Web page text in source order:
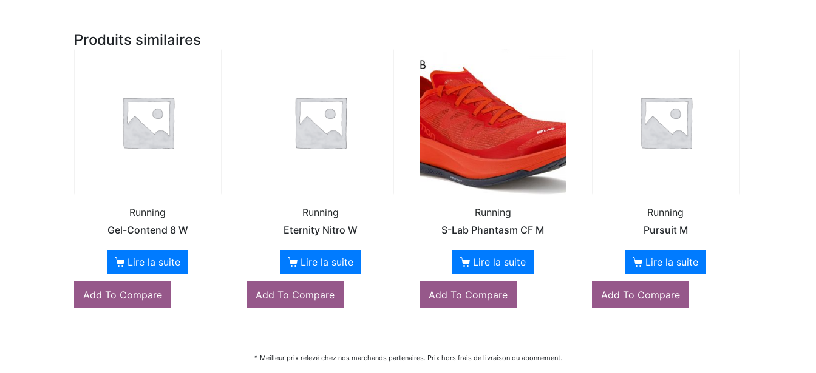
Produits similaires
Running
Gel-Contend 8 W
Lire la suite
Add To Compare
Running
Eternity Nitro W
Lire la suite
Add To Compare
Running
S-Lab Phantasm CF M
Lire la suite
Add To Compare
Running
Pursuit M
Lire la suite
Add To Compare
* Meilleur prix relevé chez nos marchands partenaires. Prix hors frais de livraison ou abonnement.